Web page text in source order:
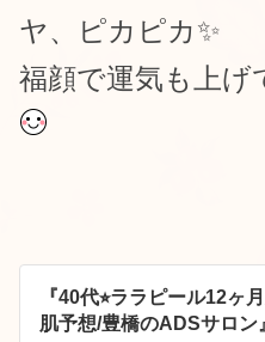
ヤ、ピカピカ✨
福顔で運気も上げ
『40代⭐︎ララピール12ヶ
肌予想/豊橋のADSサロン